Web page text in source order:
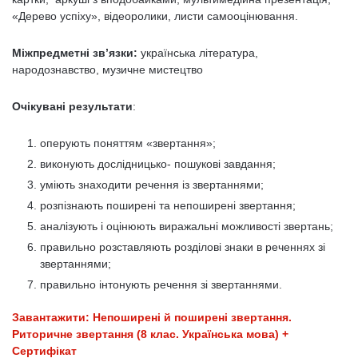
«Дерево успіху», відеоролики, листи самооцінювання.
Міжпредметні звʼязки: українська література,
народознавство, музичне мистецтво
Очікувані результати:
оперують поняттям «звертання»;
виконують дослідницько- пошукові завдання;
уміють знаходити речення із звертаннями;
розпізнають поширені та непоширені звертання;
аналізують і оцінюють виражальні можливості звертань;
правильно розставляють розділові знаки в реченнях зі
звертаннями;
правильно інтонують речення зі звертаннями.
Завантажити: Непоширені й поширені звертання.
Риторичне звертання (8 клас. Українська мова) +
Сертифікат